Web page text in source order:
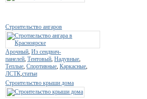
Строительство ангаров
Арочный Из сендвич-
панелей Тентовый Надувные
Теплые Спортивные Каркасные
ЛСТК статьи
Строительство крыши дома